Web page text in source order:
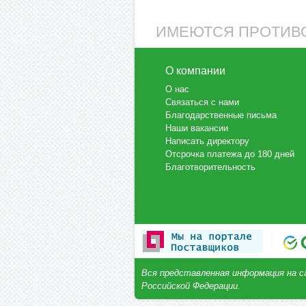
ИМЕЮТСЯ
О компании
О нас
Связаться с нами
Благодарственные письма
Наши вакансии
Написать директору
Отсрочка платежа до 180 дней
Благотворительность
Вся представленная информация на
Российской Федерации.